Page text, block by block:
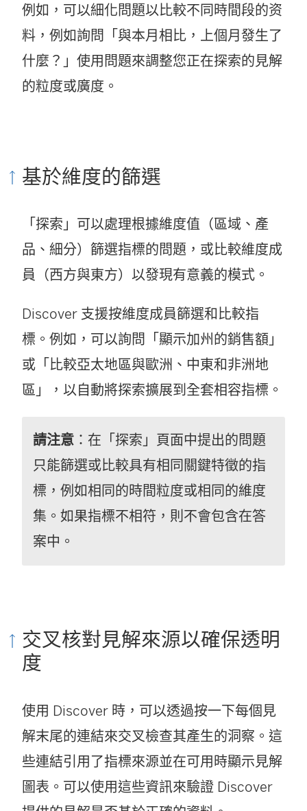
例如，可以細化問題以比較不同時間段的资
料，例如詢問「與本月相比，上個月發生了
什麼？」使用問題來調整您正在探索的見解
的粒度或廣度。
基於維度的篩選
「探索」可以處理根據維度值（區域、產
品、細分）篩選指標的問題，或比較維度成
員（西方與東方）以發現有意義的模式。
Discover 支援按維度成員篩選和比較指
標。例如，可以詢問「顯示加州的銷售額」
或「比較亞太地區與歐洲、中東和非洲地
區」，以自動將探索擴展到全套相容指標。
請注意 ：在「探索」頁面中提出的問題
只能篩選或比較具有相同關鍵特徵的指
標，例如相同的時間粒度或相同的維度
集。如果指標不相符，則不會包含在答
案中。
交叉核對見解來源以確保透明
度
使用 Discover 時，可以透過按一下每個見
解末尾的連結來交叉檢查其產生的洞察。這
些連結引用了指標來源並在可用時顯示見解
圖表。可以使用這些資訊來驗證 Discover